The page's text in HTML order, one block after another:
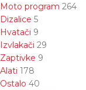
Moto program 264
Dizalice 5
Hvatači 9
Izvlakači 29
Zaptivke 9
Alati 178
Ostalo 40